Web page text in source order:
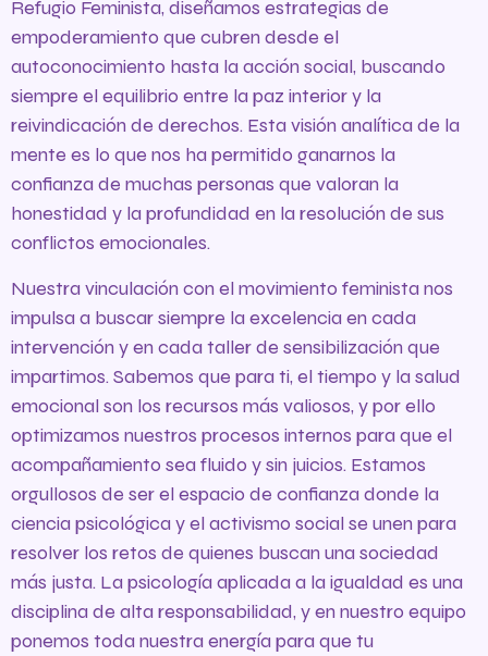
Refugio Feminista, diseñamos estrategias de
empoderamiento que cubren desde el
autoconocimiento hasta la acción social, buscando
siempre el equilibrio entre la paz interior y la
reivindicación de derechos. Esta visión analítica de la
mente es lo que nos ha permitido ganarnos la
confianza de muchas personas que valoran la
honestidad y la profundidad en la resolución de sus
conflictos emocionales.
Nuestra vinculación con el movimiento feminista nos
impulsa a buscar siempre la excelencia en cada
intervención y en cada taller de sensibilización que
impartimos. Sabemos que para ti, el tiempo y la salud
emocional son los recursos más valiosos, y por ello
optimizamos nuestros procesos internos para que el
acompañamiento sea fluido y sin juicios. Estamos
orgullosos de ser el espacio de confianza donde la
ciencia psicológica y el activismo social se unen para
resolver los retos de quienes buscan una sociedad
más justa. La psicología aplicada a la igualdad es una
disciplina de alta responsabilidad, y en nuestro equipo
ponemos toda nuestra energía para que tu